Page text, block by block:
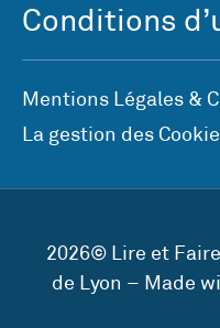
Conditions
Mentions Légales &
La gestion des
2026© Lire et
de Lyon – Made